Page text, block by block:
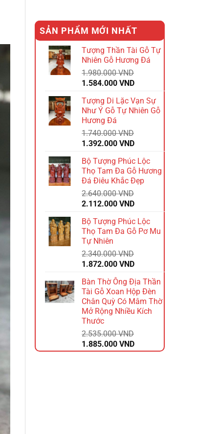
SẢN PHẨM MỚI NHẤT
Tượng Thần Tài Gỗ Tự
Nhiên Gỗ Hương Đá
1.980.000VND
Giá
là:
1.980.000 VND.
1.584.000VNDGiá
tại
là:
Tượng Di Lặc Vạn Sự
Như Ý Gỗ Tự Nhiên Gỗ
Hương Đá
1.740.000VND
Giá
là:
1.740.000 VND.
1.392.000VNDGiá
tại
là:
1.392.000 VND.
Bộ Tượng Phúc Lộc
Thọ Tam Đa Gỗ Hương
Đá Điêu Khắc Đẹp
2.640.000VND
Giá
là:
2.640.000 VND.
2.112.000VNDGiá
tại
là:
Bộ Tượng Phúc Lộc
Thọ Tam Đa Gỗ Pơ Mu
Tự Nhiên
2.340.000VND
Giá
là:
2.340.000 VND.
1.872.000VNDGiá
tại
là:
1.872.000 VND.
Bàn Thờ Ông Địa Thần
Tài Gỗ Xoan Hộp Đèn
Chân Quỳ Có Mâm Thờ
Mở Rộng Nhiều Kích
Thước
2.535.000VND
Giá
gốc
1.885.000VNDGiá
hiện